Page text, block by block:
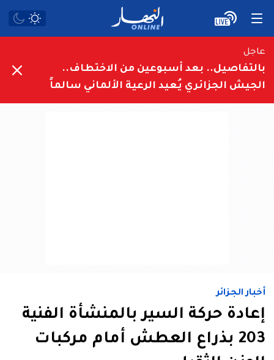
عاجل
بالتفاصيل.. بعد أسبوعين من الاختطاف..
الجيش الجزائري يُعيد الرعية الألماني سالماً
أخبار الجزائر
إعادة حركة السير بالمنشأة الفنية
203 بذراع العطش أمام مركبات